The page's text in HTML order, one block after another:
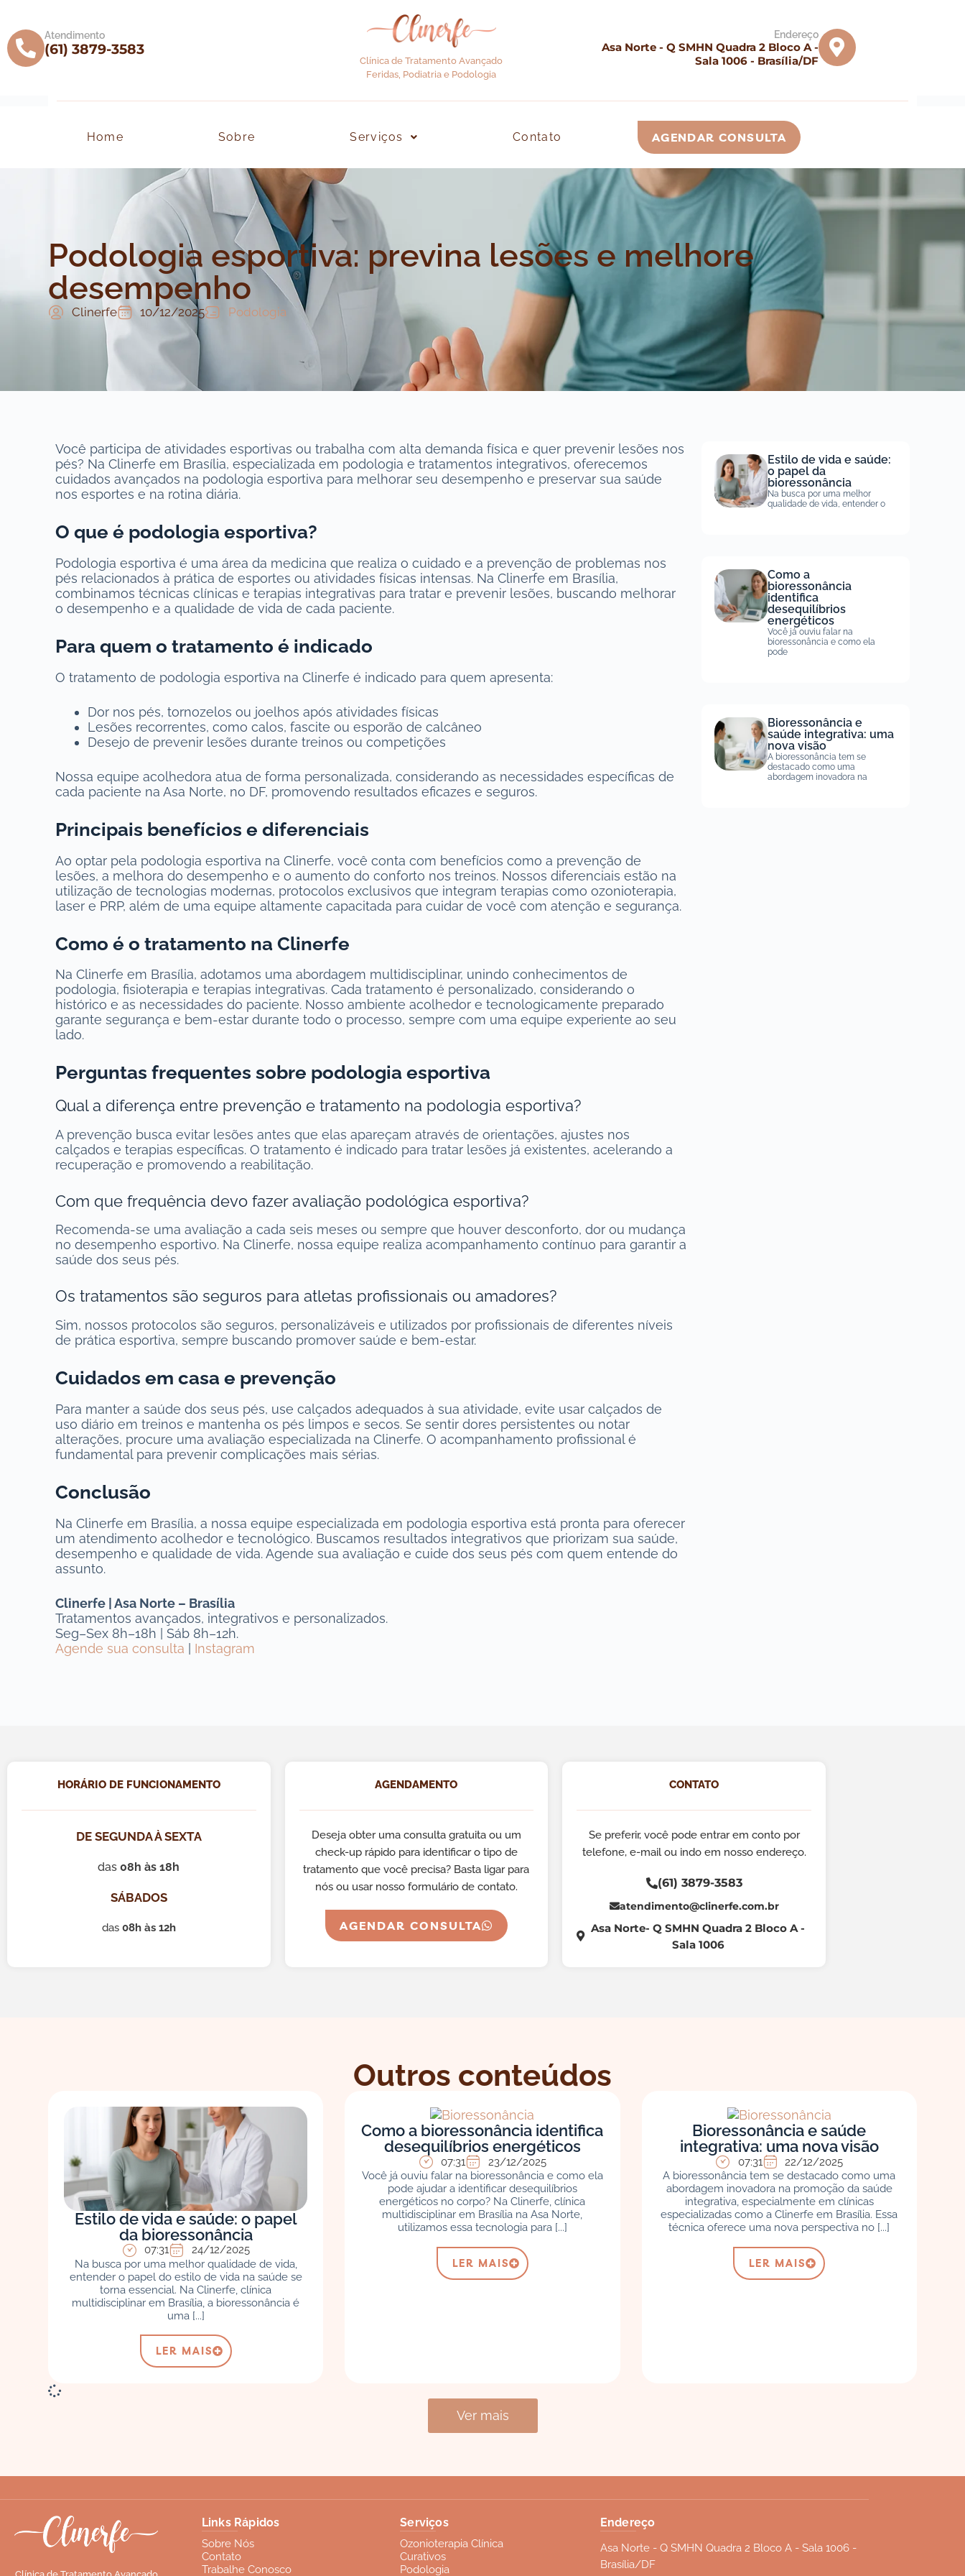
Atendimento
(61) 3879-3583
Clínica de Tratamento Avançado
Feridas, Podiatria e Podologia
Endereço
Asa Norte - Q SMHN Quadra 2 Bloco A -
Sala 1006 - Brasília/DF
Home Sobre Serviços Contato AGENDAR CONSULTA
Podologia esportiva: previna lesões e melhore
desempenho
Clinerfe 10/12/2025 Podologia
Você participa de atividades esportivas ou trabalha com alta demanda física e quer prevenir lesões nos
pés? Na Clinerfe em Brasília, especializada em podologia e tratamentos integrativos, oferecemos
cuidados avançados na podologia esportiva para melhorar seu desempenho e preservar sua saúde
nos esportes e na rotina diária.
O que é podologia esportiva?
Podologia esportiva é uma área da medicina que realiza o cuidado e a prevenção de problemas nos
pés relacionados à prática de esportes ou atividades físicas intensas. Na Clinerfe em Brasília,
combinamos técnicas clínicas e terapias integrativas para tratar e prevenir lesões, buscando melhorar
o desempenho e a qualidade de vida de cada paciente.
Para quem o tratamento é indicado
O tratamento de podologia esportiva na Clinerfe é indicado para quem apresenta:
Dor nos pés, tornozelos ou joelhos após atividades físicas
Lesões recorrentes, como calos, fascite ou esporão de calcâneo
Desejo de prevenir lesões durante treinos ou competições
Nossa equipe acolhedora atua de forma personalizada, considerando as necessidades específicas de
cada paciente na Asa Norte, no DF, promovendo resultados eficazes e seguros.
Principais benefícios e diferenciais
Ao optar pela podologia esportiva na Clinerfe, você conta com benefícios como a prevenção de
lesões, a melhora do desempenho e o aumento do conforto nos treinos. Nossos diferenciais estão na
utilização de tecnologias modernas, protocolos exclusivos que integram terapias como ozonioterapia,
laser e PRP, além de uma equipe altamente capacitada para cuidar de você com atenção e segurança.
Como é o tratamento na Clinerfe
Na Clinerfe em Brasília, adotamos uma abordagem multidisciplinar, unindo conhecimentos de
podologia, fisioterapia e terapias integrativas. Cada tratamento é personalizado, considerando o
histórico e as necessidades do paciente. Nosso ambiente acolhedor e tecnologicamente preparado
garante segurança e bem-estar durante todo o processo, sempre com uma equipe experiente ao seu
lado.
Perguntas frequentes sobre podologia esportiva
Qual a diferença entre prevenção e tratamento na podologia esportiva?
A prevenção busca evitar lesões antes que elas apareçam através de orientações, ajustes nos
calçados e terapias específicas. O tratamento é indicado para tratar lesões já existentes, acelerando a
recuperação e promovendo a reabilitação.
Com que frequência devo fazer avaliação podológica esportiva?
Recomenda-se uma avaliação a cada seis meses ou sempre que houver desconforto, dor ou mudança
no desempenho esportivo. Na Clinerfe, nossa equipe realiza acompanhamento contínuo para garantir a
saúde dos seus pés.
Os tratamentos são seguros para atletas profissionais ou amadores?
Sim, nossos protocolos são seguros, personalizáveis e utilizados por profissionais de diferentes níveis
de prática esportiva, sempre buscando promover saúde e bem-estar.
Cuidados em casa e prevenção
Para manter a saúde dos seus pés, use calçados adequados à sua atividade, evite usar calçados de
uso diário em treinos e mantenha os pés limpos e secos. Se sentir dores persistentes ou notar
alterações, procure uma avaliação especializada na Clinerfe. O acompanhamento profissional é
fundamental para prevenir complicações mais sérias.
Conclusão
Na Clinerfe em Brasília, a nossa equipe especializada em podologia esportiva está pronta para oferecer
um atendimento acolhedor e tecnológico. Buscamos resultados integrativos que priorizam sua saúde,
desempenho e qualidade de vida. Agende sua avaliação e cuide dos seus pés com quem entende do
assunto.
Clinerfe | Asa Norte – Brasília
Tratamentos avançados, integrativos e personalizados.
Seg–Sex 8h–18h | Sáb 8h–12h.
Agende sua consulta | Instagram
Estilo de vida e saúde:
o papel da
bioressonância
Na busca por uma melhor
qualidade de vida, entender o
Como a
bioressonância
identifica
desequilíbrios
energéticos
Você já ouviu falar na
bioressonância e como ela
pode
Bioressonância e
saúde integrativa: uma
nova visão
A bioressonância tem se
destacado como uma
abordagem inovadora na
HORÁRIO DE FUNCIONAMENTO
DE SEGUNDA À SEXTA
das08h às 18h
SÁBADOS
das 08h às 12h
AGENDAMENTO
Deseja obter uma consulta gratuita ou um
check-up rápido para identificar o tipo de
tratamento que você precisa? Basta ligar para
nós ou usar nosso formulário de contato.
AGENDAR CONSULTA
CONTATO
Se preferir, você pode entrar em conto por
telefone, e-mail ou indo em nosso endereço.
(61) 3879-3583
atendimento@clinerfe.com.br
Asa Norte- Q SMHN Quadra 2 Bloco A -
Sala 1006
Outros conteúdos
Estilo de vida e saúde: o papel
da bioressonância
07:31
24/12/2025
Na busca por uma melhor qualidade de vida,
entender o papel do estilo de vida na saúde se
torna essencial. Na Clinerfe, clínica
multidisciplinar em Brasília, a bioressonância é
uma [...]
LER MAIS
Como a bioressonância identifica
desequilíbrios energéticos
07:31
23/12/2025
Você já ouviu falar na bioressonância e como ela
pode ajudar a identificar desequilíbrios
energéticos no corpo? Na Clinerfe, clínica
multidisciplinar em Brasília na Asa Norte,
utilizamos essa tecnologia para [...]
LER MAIS
Bioressonância e saúde
integrativa: uma nova visão
07:31
22/12/2025
A bioressonância tem se destacado como uma
abordagem inovadora na promoção da saúde
integrativa, especialmente em clínicas
especializadas como a Clinerfe em Brasília. Essa
técnica oferece uma nova perspectiva no [...]
LER MAIS
Ver mais
Links Rápidos
Sobre Nós
Contato
Trabalhe Conosco
Serviços
Ozonioterapia Clínica
Curativos
Podologia
Endereço
Asa Norte - Q SMHN Quadra 2 Bloco A - Sala 1006 -
Brasília/DF